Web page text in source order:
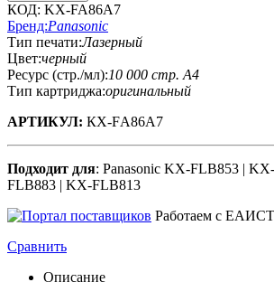
КОД: KX-FA86A7
Бренд:Panasonic
Тип печати:Лазерный
Цвет:черный
Ресурс (стр./мл):10 000 стр. А4
Тип картриджа:оригинальный
АРТИКУЛ: КX-FА86А7
Подходит для: Panasonic KX-FLB853 | KX-
FLB883 | KX-FLB813
Работаем с ЕАИСТ
Сравнить
Описание